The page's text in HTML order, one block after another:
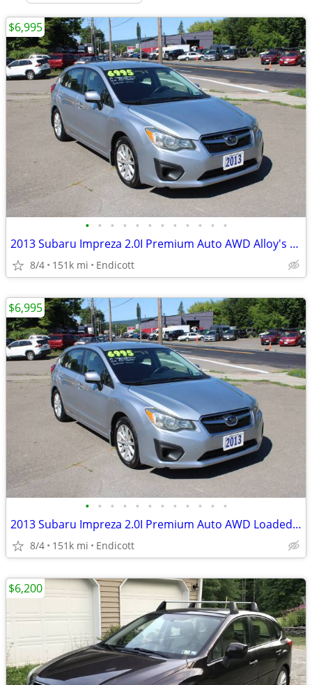
• • • • • • • • • • • •
2013 Subaru Impreza 2.0I Premium Auto AWD Alloy's Clean Carfax!
8/4 151k mi Endicott
$6,995
• • • • • • • • • • • •
2013 Subaru Impreza 2.0I Premium Auto AWD Loaded Alloy's Clean Carfax!
8/4 151k mi Endicott
$6,995
$6,200